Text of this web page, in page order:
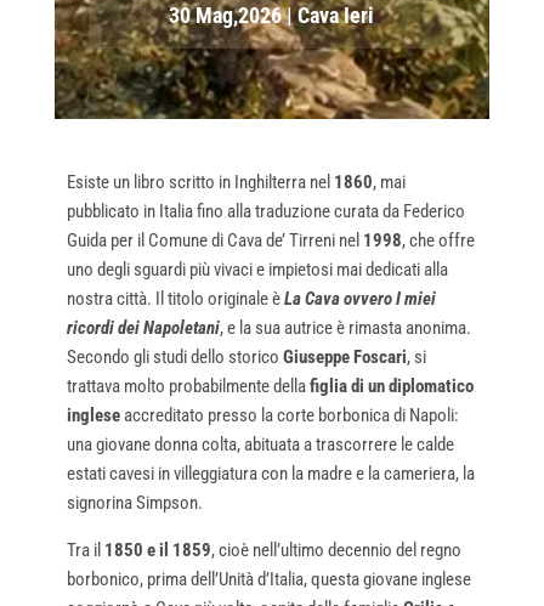
30 Mag,2026|Cava Ieri
Esiste un libro scritto in Inghilterra nel 1860, mai
pubblicato in Italia fino alla traduzione curata da Federico
Guida per il Comune di Cava de’ Tirreni nel 1998, che offre
uno degli sguardi più vivaci e impietosi mai dedicati alla
nostra città. Il titolo originale èLa Cava ovvero I miei
ricordi dei Napoletani, e la sua autrice è rimasta anonima.
Secondo gli studi dello storico Giuseppe Foscari, si
trattava molto probabilmente dellafiglia di un diplomatico
ingleseaccreditato presso la corte borbonica di Napoli:
una giovane donna colta, abituata a trascorrere le calde
estati cavesi in villeggiatura con la madre e la cameriera, la
signorina Simpson.
Tra il 1850 e il 1859, cioè nell’ultimo decennio del regno
borbonico, prima dell’Unità d’Italia, questa giovane inglese